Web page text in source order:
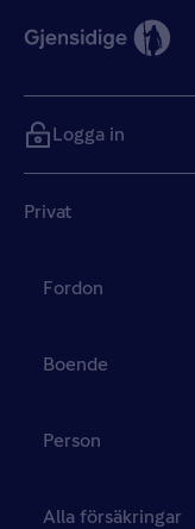
Privat
Fordon
Boende
Person
Alla försäkringar
Logga in